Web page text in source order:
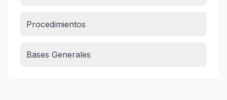
Procedimientos
Bases Generales